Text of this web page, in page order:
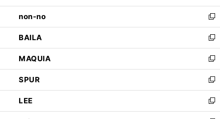
開
く
ウ
で
開
く
し
い
ウ
ィ
ン
ド
ウ
で
開
く
non-no
新
し
い
ウ
ィ
ン
ド
ウ
で
開
BAILA
新
し
い
ウ
ィ
ン
ド
ウ
MAQUIA
新
し
い
ウ
ィ
ン
SPUR
新
し
い
ウ
LEE
新
し